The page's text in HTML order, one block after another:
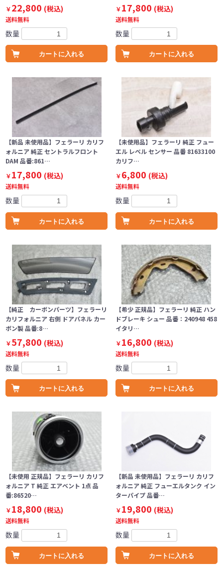
￥22,800 (税込)
送料無料
数量
カートに入れる
￥17,800 (税込)
送料無料
数量
カートに入れる
【新品 未使用品】フェラーリ カリフ
ォルニア 純正 セントラルフロント
DAM 品番:861…
￥17,800 (税込)
送料無料
数量
カートに入れる
【未使用品】フェラーリ 純正 フュー
エル レベル センサー 品番 81633100
カリフ…
￥6,800 (税込)
送料無料
数量
カートに入れる
【純正 カーボンパーツ】フェラーリ
カリフォルニア 右側 ドアパネル カー
ボン製 品番:8…
￥57,800 (税込)
送料無料
数量
カートに入れる
【希少 正規品】フェラーリ 純正 ハン
ドブレーキ シュー 品番：240948 458
イタリ…
￥16,800 (税込)
送料無料
数量
カートに入れる
【未使用 正規品】フェラーリ カリフ
ォルニア T 純正 エアベント 1点 品
番:86520…
￥18,800 (税込)
送料無料
数量
カートに入れる
【新品 未使用品】フェラーリ カリフ
ォルニア 純正 フューエルタンク イン
ターパイプ 品番…
￥19,800 (税込)
送料無料
数量
カートに入れる